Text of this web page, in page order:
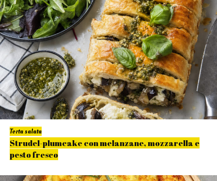
Torta salata
Strudel-plumcake con melanzane, mozzarella e
pesto fresco